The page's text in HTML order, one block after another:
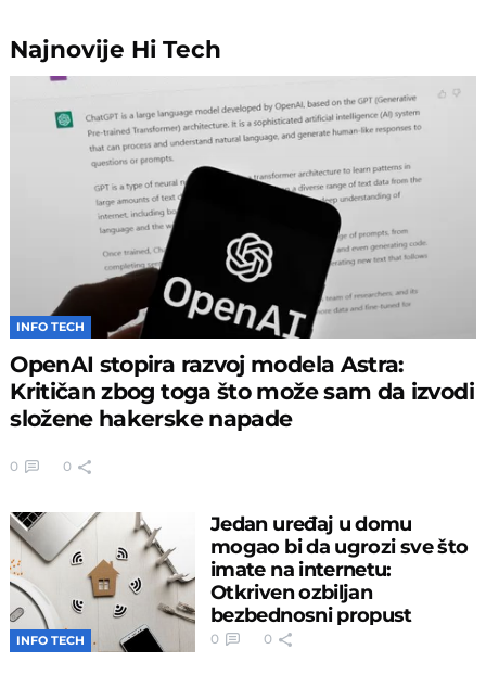
Najnovije Hi Tech
INFO TECH
OpenAI stopira razvoj modela Astra:
Kritičan zbog toga što može sam da izvodi
složene hakerske napade
0 0
INFO TECH
Jedan uređaj u domu
mogao bi da ugrozi sve što
imate na internetu:
Otkriven ozbiljan
bezbednosni propust
0 0